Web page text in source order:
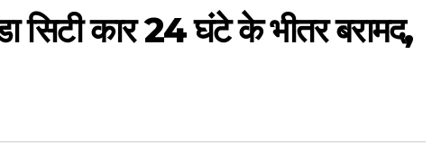
सिटी कार 24 घंटे के भीतर बरामद,